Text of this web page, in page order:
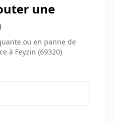
une
ou en panne de
à Feyzin (69320)